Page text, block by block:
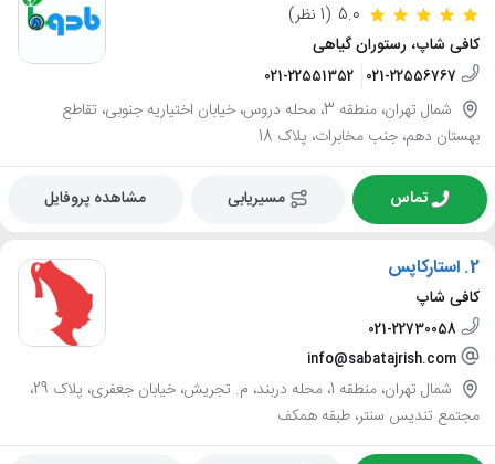
5.0 (1 نظر)
کافی شاپ، رستوران گیاهی
021-22556767
021-22551352
شمال تهران، منطقه 3، محله دروس، خیابان اختیاریه جنوبی، تقاطع
بهستان دهم، جنب مخابرات، پلاک 18
تماس مسیریابی مشاهده پروفایل
2. استارکاپس
کافی شاپ
021-22730058
info@sabatajrish.com
شمال تهران، منطقه 1، محله دربند، م. تجریش، خیابان جعفری، پلاک 29،
مجتمع تندیس سنتر، طبقه همکف